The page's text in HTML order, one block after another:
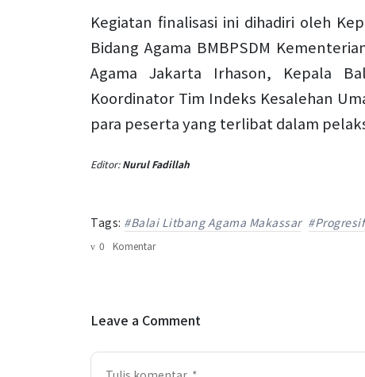
Kegiatan finalisasi ini dihadiri oleh
Bidang Agama BMBPSDM
Agama Jakarta Irhason, Kepala
Koordinator Tim Indeks Kesalehan
para peserta yang terlibat dalam
Editor:Nurul Fadillah
Tags: #Balai Litbang Agama Makassar #Progresif
0 Komentar
Leave a Comment